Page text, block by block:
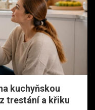
kuchyňskou
trestání a křiku